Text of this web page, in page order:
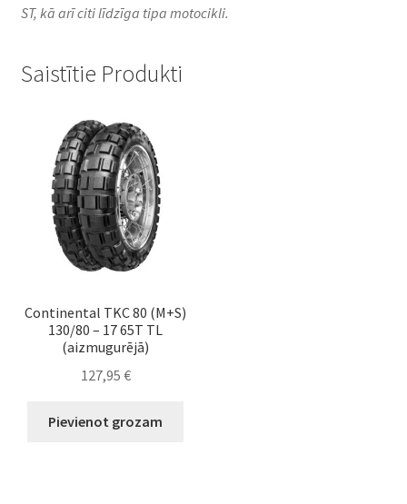
ST, kā arī citi līdzīga tipa motocikli.
Saistītie Produkti
Continental TKC 80 (M+S)
130/80 – 17 65T TL
(aizmugurējā)
127,95 €
Pievienot grozam